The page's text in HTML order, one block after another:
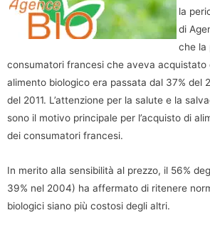
la
di
che la
consumatori francesi che aveva acquistato
alimento biologico era passata dal 37% del
del 2011. L’attenzione per la salute e la
sono il motivo principale per l’acquisto di
dei consumatori francesi.
In merito alla sensibilità al prezzo, il 56%
39% nel 2004) ha affermato di ritenere
biologici siano più costosi degli altri.